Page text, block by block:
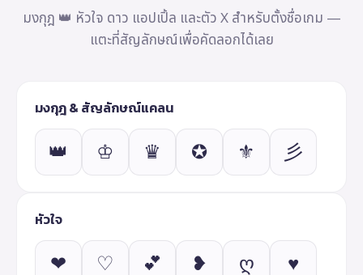
มงกุฎ 👑 หัวใจ ดาว แอปเปิ้ล และตัว X สำหรับตั้งชื่อเกม —
แตะที่สัญลักษณ์เพื่อคัดลอกได้เลย
มงกุฎ & สัญลักษณ์แคลน
👑 ♔ ♛ ✪ ⚜ 彡
หัวใจ
❤ ♡ 💕 ❥ ღ ♥